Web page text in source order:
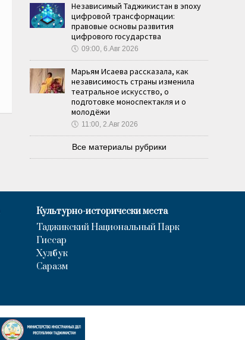
Независимый Таджикистан в эпоху
цифровой трансформации:
правовые основы развития
цифрового государства
🕔 09:00, 6.Авг 2026
Марьям Исаева рассказала, как
независимость страны изменила
театральное искусство, о
подготовке моноспектакля и о
молодёжи
🕔 11:00, 2.Авг 2026
Все материалы рубрики
Культурно-исторически места
Таджикский Национальный Парк
Гиссар
Хулбук
Саразм